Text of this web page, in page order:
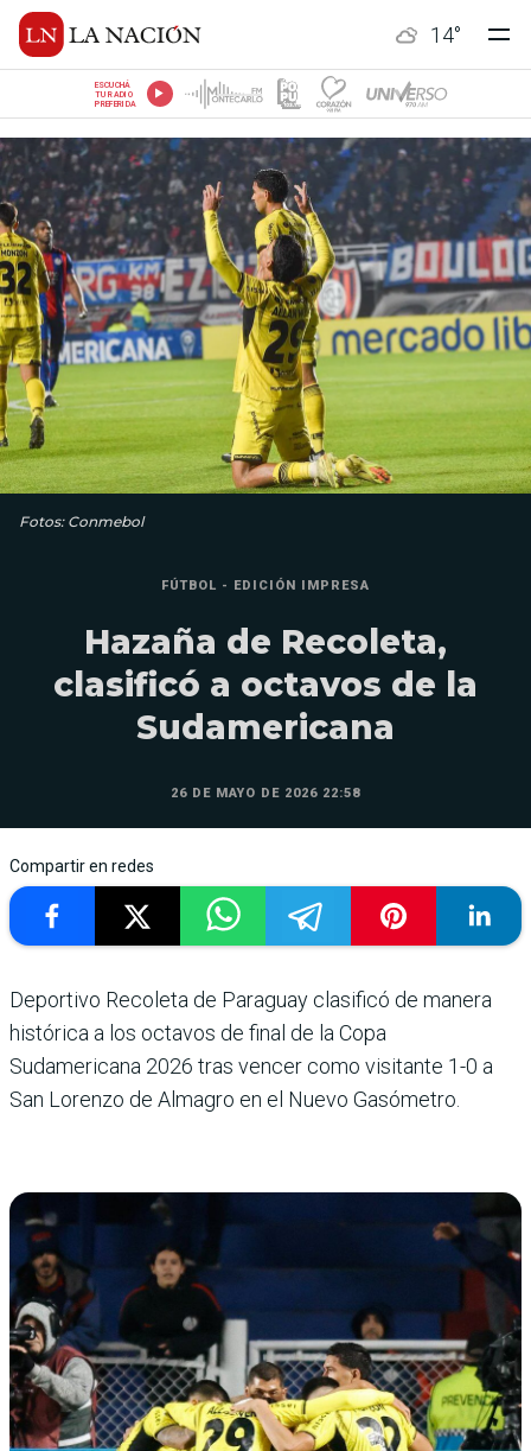
14°
ESCUCHÁ
TU RADIO
PREFERIDA
Fotos: Conmebol
FÚTBOL - EDICIÓN IMPRESA
Hazaña de Recoleta,
clasificó a octavos de la
Sudamericana
26 DE MAYO DE 2026 22:58
Compartir en redes
Deportivo Recoleta de Paraguay clasificó de manera
histórica a los octavos de final de la Copa
Sudamericana 2026 tras vencer como visitante 1-0 a
San Lorenzo de Almagro en el Nuevo Gasómetro.